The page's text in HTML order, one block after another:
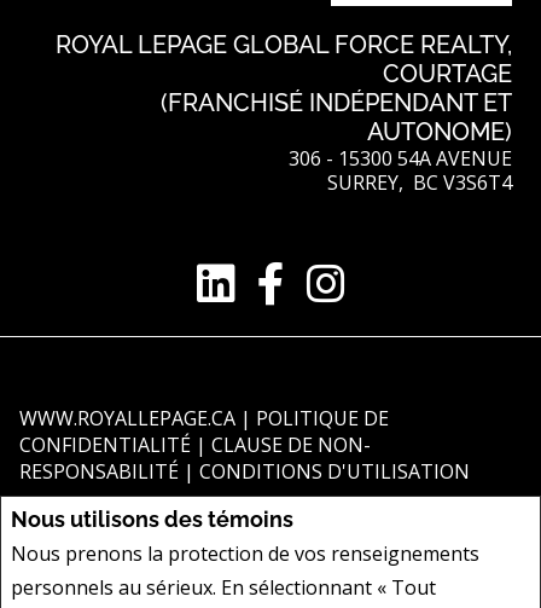
Nous utilisons des témoins
Nous prenons la protection de vos renseignements
personnels au sérieux. En sélectionnant « Tout
ROYAL LEPAGE GLOBAL FORCE REALTY,
COURTAGE
(FRANCHISÉ INDÉPENDANT ET
AUTONOME)
306 - 15300 54A AVENUE
SURREY, BC V3S6T4
WWW.ROYALLEPAGE.CA | POLITIQUE DE
CONFIDENTIALITÉ | CLAUSE DE NON-
RESPONSABILITÉ | CONDITIONS D'UTILISATION
toutefois pas garantie et doit être vérifiée de façon indépendante. Aucune
garantie ni représentation de quelque nature que ce soit est donnée quant
à l'exactitude desdits renseignements. Ne vise pas à solliciter les acheteurs